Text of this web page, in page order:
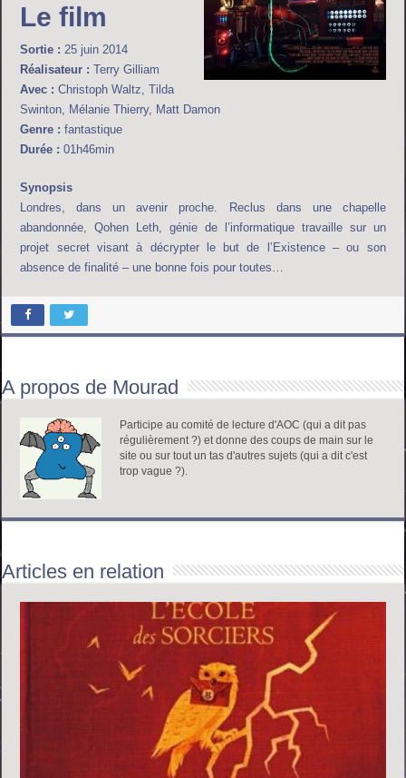
Le film
Sortie :25 juin 2014
Réalisateur :Terry Gilliam
Avec :Christoph Waltz, Tilda
Swinton, Mélanie Thierry, Matt Damon
Genre :fantastique
Durée :01h46min
Synopsis
Londres, dans un avenir proche. Reclus dans une chapelle
abandonnée, Qohen Leth, génie de l’informatique travaille sur un
projet secret visant à décrypter le but de l’Existence – ou son
absence de finalité – une bonne fois pour toutes…
A propos de Mourad
Participe au comité de lecture d'AOC (qui a dit pas
régulièrement ?) et donne des coups de main sur le
site ou sur tout un tas d'autres sujets (qui a dit c'est
trop vague ?).
Articles en relation